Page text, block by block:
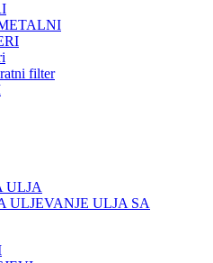
filter
ULJA
ULJEVANJE ULJA SA